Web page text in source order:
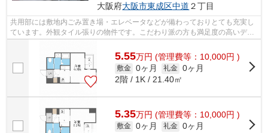
大阪府大阪市東成区中道 ２丁目
共用部には敷地内ごみ置き場・エレベータなどが備わっておりとても充実し
ています。外観タイル張りの物件です。こだわり派の方も満足度の高いデザ
イナーズマンションです。12階建てで...
5.55万円 (管理費等：10,000円 )
敷金 0ヶ月 礼金 0ヶ月
2階 / 1K / 21.40㎡
5.35万円 (管理費等：10,000円 )
敷金 0ヶ月 礼金 0ヶ月